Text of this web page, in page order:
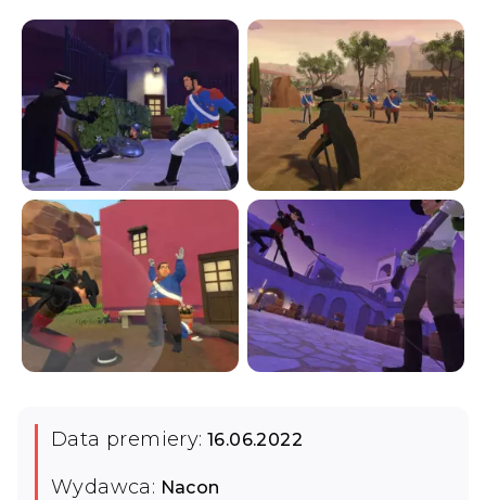
Data premiery: 16.06.2022
Wydawca: Nacon